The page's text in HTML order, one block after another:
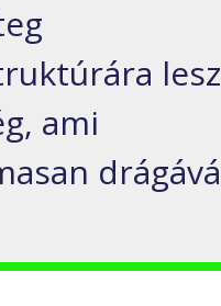
lesz
ami
drágává